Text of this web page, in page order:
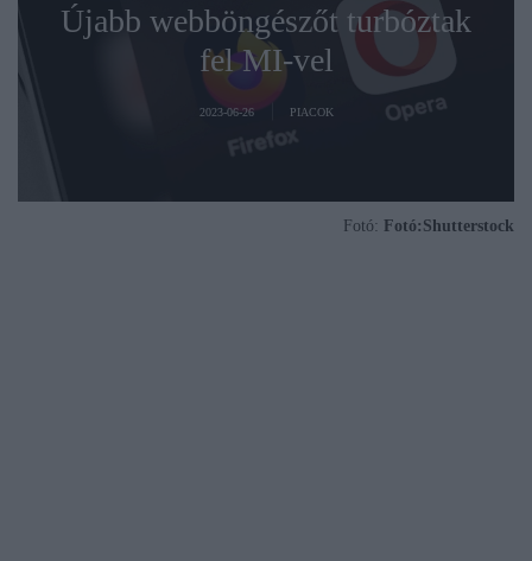
Újabb webböngészőt turbóztak
fel MI-vel
2023-06-26 PIACOK
Fotó: Fotó:Shutterstock